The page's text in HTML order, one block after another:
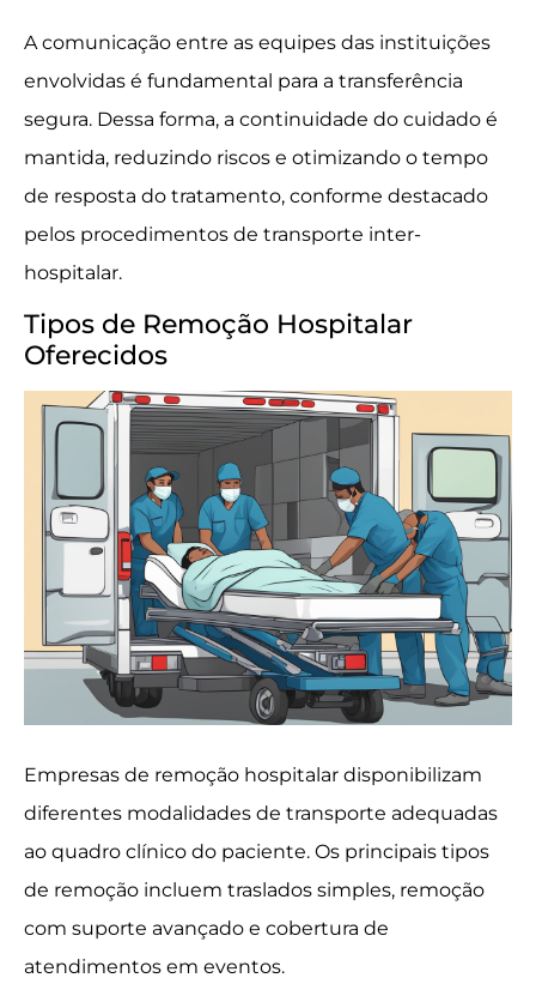
A comunicação entre as equipes das instituições
envolvidas é fundamental para a transferência
segura. Dessa forma, a continuidade do cuidado é
mantida, reduzindo riscos e otimizando o tempo
de resposta do tratamento, conforme destacado
pelos procedimentos de transporte inter-
hospitalar.
Tipos de Remoção Hospitalar
Oferecidos
Empresas de remoção hospitalar disponibilizam
diferentes modalidades de transporte adequadas
ao quadro clínico do paciente. Os principais tipos
de remoção incluem traslados simples, remoção
com suporte avançado e cobertura de
atendimentos em eventos.